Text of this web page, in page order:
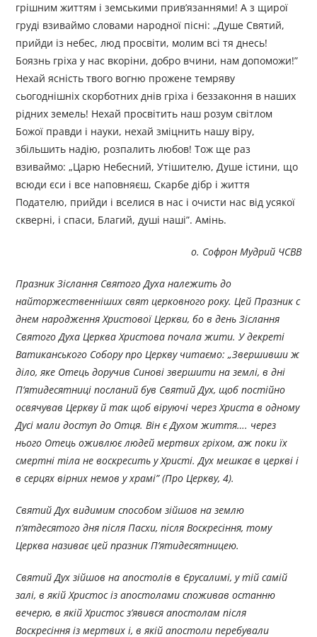
грішним життям і земськими прив’язаннями! А з щирої
груді взиваймо словами народної пісні: „Душе Святий,
прийди із небес, люд просвіти, молим всі тя днесь!
Боязнь гріха у нас вкоріни, добро вчини, нам допоможи!”
Нехай ясність твого вогню прожене темряву
сьогоднішніх скорботних днів гріха і беззаконня в наших
рідних земель! Нехай просвітить наш розум світлом
Божої правди і науки, нехай зміцнить нашу віру,
збільшить надію, розпалить любов! Тож ще раз
взиваймо: „Царю Небесний, Утішителю, Душе істини, що
всюди єси і все наповняєш, Скарбе дібр і життя
Подателю, прийди і вселися в нас і очисти нас від усякої
скверні, і спаси, Благий, душі наші”. Амінь.
о. Софрон Мудрий ЧСВВ
Празник Зіслання Святого Духа належить до
найторжественніших свят церковного року. Цей Празник с
днем народження Христової Церкви, бо в день Зіслання
Святого Духа Церква Христова почала жити. У декреті
Ватиканського Собору про Церкву читаємо: „Звершивши ж
діло, яке Отець доручив Синові звершити на землі, в дні
П’ятидесятниці посланий був Святий Дух, щоб постійно
освячував Церкву й так щоб віруючі через Христа в одному
Дусі мали доступ до Отця. Він є Духом життя…. через
нього Отець оживлює людей мертвих гріхом, аж поки їх
смертні тіла не воскресить у Христі. Дух мешкає в церкві і
в серцях вірних немов у храмі” (Про Церкву, 4).
Святий Дух видимим способом зійшов на землю
п’ятдесятого дня після Пасхи, після Воскресіння, тому
Церква називає цей празник П’ятидесятницею.
Святий Дух зійшов на апостолів в Єрусалимі, у тій самій
залі, в якій Христос із апостолами споживав останню
вечерю, в якій Христос з’явився апостолам після
Воскресіння із мертвих і, в якій апостоли перебували